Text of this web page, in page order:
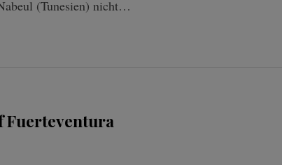
(Tunesien) nicht…
Fuerteventura